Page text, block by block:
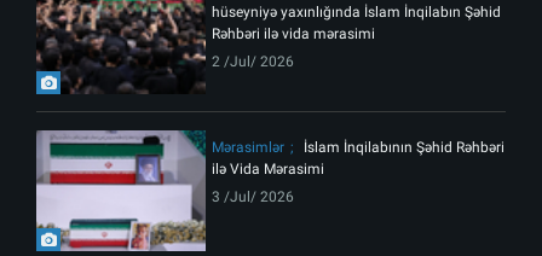
hüseyniyə yaxınlığında İslam İnqilabın Şəhid
Rəhbəri ilə vida mərasimi
2 /Jul/ 2026
Mərasimlər
İslam İnqilabının Şəhid Rəhbəri
ilə Vida Mərasimi
3 /Jul/ 2026